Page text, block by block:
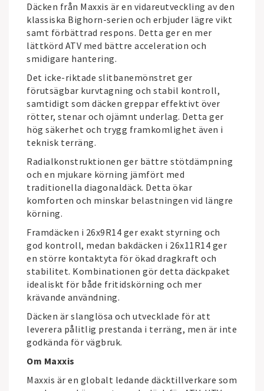
Däcken från Maxxis är en vidareutveckling av den
klassiska Bighorn-serien och erbjuder lägre vikt
samt förbättrad respons. Detta ger en mer
lättkörd ATV med bättre acceleration och
smidigare hantering.
Det icke-riktade slitbanemönstret ger
förutsägbar kurvtagning och stabil kontroll,
samtidigt som däcken greppar effektivt över
rötter, stenar och ojämnt underlag. Detta ger
hög säkerhet och trygg framkomlighet även i
teknisk terräng.
Radialkonstruktionen ger bättre stötdämpning
och en mjukare körning jämfört med
traditionella diagonaldäck. Detta ökar
komforten och minskar belastningen vid längre
körning.
Framdäcken i 26x9R14 ger exakt styrning och
god kontroll, medan bakdäcken i 26x11R14 ger
en större kontaktyta för ökad dragkraft och
stabilitet. Kombinationen gör detta däckpaket
idealiskt för både fritidskörning och mer
krävande användning.
Däcken är slanglösa och utvecklade för att
leverera pålitlig prestanda i terräng, men är inte
godkända för vägbruk.
Om Maxxis
Maxxis är en globalt ledande däcktillverkare som